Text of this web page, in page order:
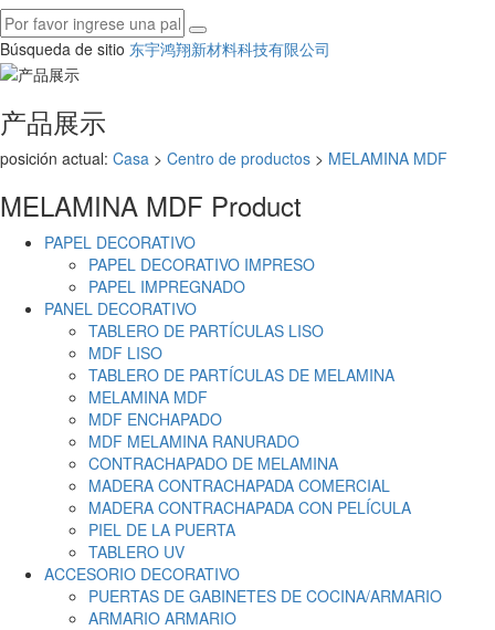
Búsqueda de sitio 东宇鸿翔新材料科技有限公司
产品展示
posición actual: Casa > Centro de productos > MELAMINA MDF
MELAMINA MDF Product
PAPEL DECORATIVO
PAPEL DECORATIVO IMPRESO
PAPEL IMPREGNADO
PANEL DECORATIVO
TABLERO DE PARTÍCULAS LISO
MDF LISO
TABLERO DE PARTÍCULAS DE MELAMINA
MELAMINA MDF
MDF ENCHAPADO
MDF MELAMINA RANURADO
CONTRACHAPADO DE MELAMINA
MADERA CONTRACHAPADA COMERCIAL
MADERA CONTRACHAPADA CON PELÍCULA
PIEL DE LA PUERTA
TABLERO UV
ACCESORIO DECORATIVO
PUERTAS DE GABINETES DE COCINA/ARMARIO
ARMARIO ARMARIO